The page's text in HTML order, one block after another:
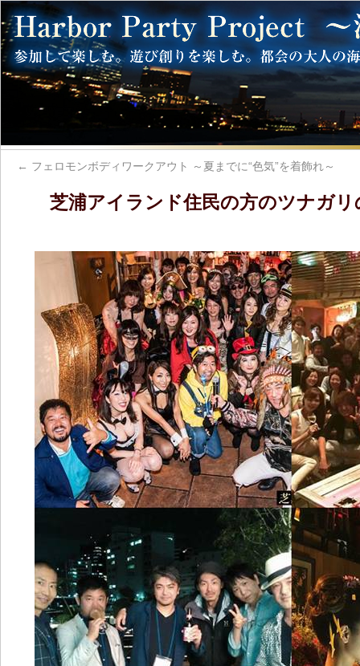
← フェロモンボディワークアウト ～夏までに“色気”を着飾れ～
芝浦アイランド住民の方のツナガ